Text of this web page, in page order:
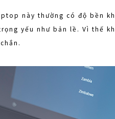
này thường có độ bền
yếu như bản lề. Vì thế